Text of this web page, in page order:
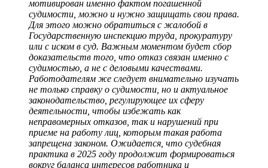
мотивирован именно фактом погашенной
судимости, можно и нужно защищать свои права.
Для этого можно обратиться с жалобой в
Государственную инспекцию труда, прокуратуру
или с иском в суд. Важным моментом будет сбор
доказательств того, что отказ связан именно с
судимостью, а не с деловыми качествами.
Работодателям же следует внимательно изучать
не только справку о судимости, но и актуальное
законодательство, регулирующее их сферу
деятельности, чтобы избежать как
неправомерных отказов, так и нарушений при
приеме на работу лиц, которым такая работа
запрещена законом. Ожидается, что судебная
практика в 2025 году продолжит формироваться
вокруг баланса интересов работника и